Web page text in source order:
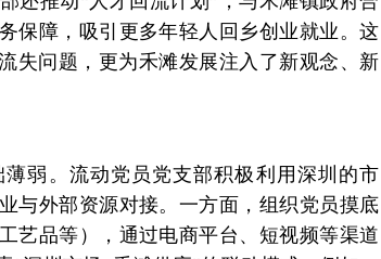
保障，吸引更多年轻人回乡创业就业。这
失问题，更为禾滩发展注入了新观念、新
弱。流动党员党支部积极利用深圳的市
与外部资源对接。一方面，组织党员摸底
艺品等），通过电商平台、短视频等渠道